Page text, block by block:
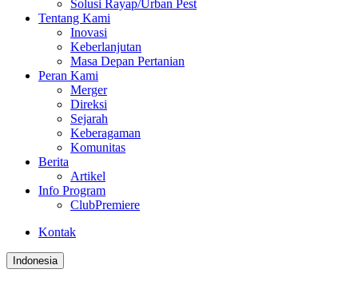
Solusi Rayap/Urban Pest
Tentang Kami
Inovasi
Keberlanjutan
Masa Depan Pertanian
Peran Kami
Merger
Direksi
Sejarah
Keberagaman
Komunitas
Berita
Artikel
Info Program
ClubPremiere
Kontak
Indonesia